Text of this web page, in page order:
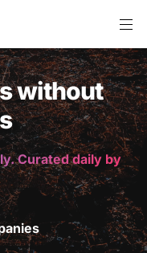
without
Curated daily by